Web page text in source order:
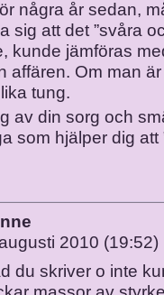
några år sedan,
sig att det ”svåra
kunde jämföras
affären. Om man
tung.
av din sorg och
som hjälper dig att
2010 (19:52)
du skriver o inte